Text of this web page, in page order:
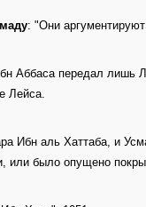
: "Они
Аббаса передал лишь
Лейса.
Ибн аль Хаттаба, и
или было опущено